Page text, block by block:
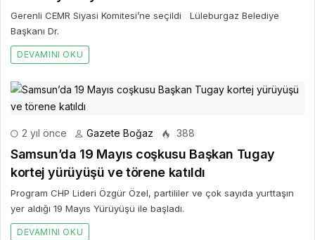
Gerenli CEMR Siyasi Komitesi’ne seçildi Lüleburgaz Belediye
Başkanı Dr.
DEVAMINI OKU
2 yıl önce Gazete Boğaz 388
Samsun’da 19 Mayıs coşkusu Başkan Tugay
kortej yürüyüşü ve törene katıldı
Program CHP Lideri Özgür Özel, partililer ve çok sayıda yurttaşın
yer aldığı 19 Mayıs Yürüyüşü ile başladı.
DEVAMINI OKU